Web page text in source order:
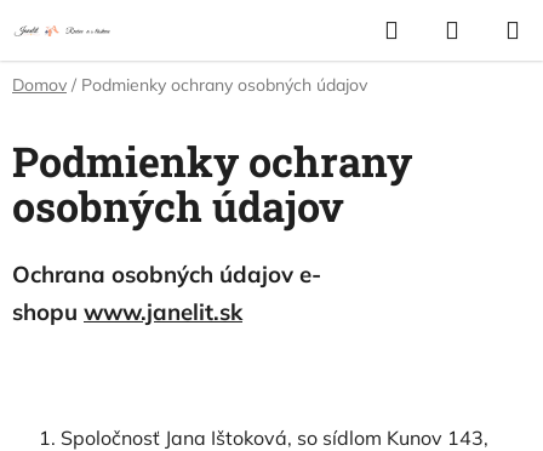
na
obsah
Hľadať
KOŠÍK
Domov / Podmienky ochrany osobných údajov
Podmienky ochrany
osobných údajov
Ochrana osobných údajov e-
shopu www.janelit.sk
Spoločnosť Jana Ištoková, so sídlom Kunov 143,